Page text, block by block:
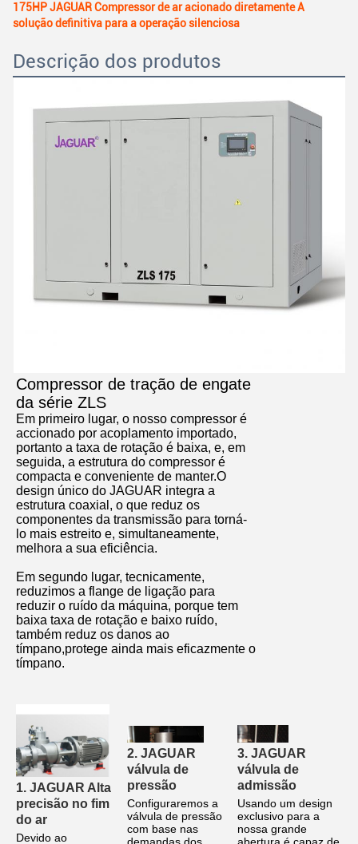
175HP JAGUAR Compressor de ar acionado diretamente A
solução definitiva para a operação silenciosa
Descrição dos produtos
Compressor de tração de engate
da série ZLS
Em primeiro lugar, o nosso compressor é
accionado por acoplamento importado,
portanto a taxa de rotação é baixa, e, em
seguida, a estrutura do compressor é
compacta e conveniente de manter.O
design único do JAGUAR integra a
estrutura coaxial, o que reduz os
componentes da transmissão para torná-
lo mais estreito e, simultaneamente,
melhora a sua eficiência.
Em segundo lugar, tecnicamente,
reduzimos a flange de ligação para
reduzir o ruído da máquina, porque tem
baixa taxa de rotação e baixo ruído,
também reduz os danos ao
tímpano,protege ainda mais eficazmente o
tímpano.
1. JAGUAR Alta
precisão no fim
do ar
Devido ao
2. JAGUAR
válvula de
pressão
Configuraremos a
válvula de pressão
com base nas
demandas dos
3. JAGUAR
válvula de
admissão
Usando um design
exclusivo para a
nossa grande
abertura é capaz de